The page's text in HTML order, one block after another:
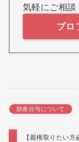
気軽にご相談
プロ
財産分与について
【親権取りたい方